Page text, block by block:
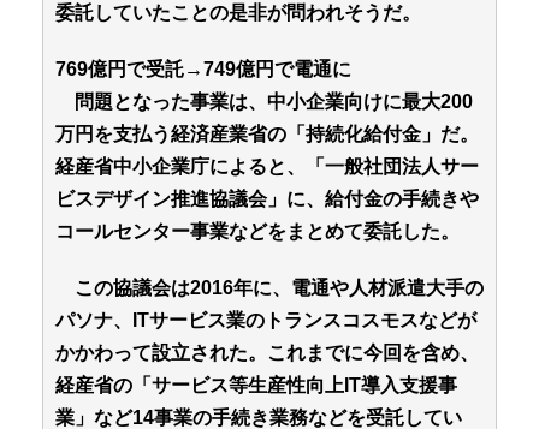
委託していたことの是非が問われそうだ。
769億円で受託→749億円で電通に
問題となった事業は、中小企業向けに最大200
万円を支払う経済産業省の「持続化給付金」だ。
経産省中小企業庁によると、「一般社団法人サー
ビスデザイン推進協議会」に、給付金の手続きや
コールセンター事業などをまとめて委託した。
この協議会は2016年に、電通や人材派遣大手の
パソナ、ITサービス業のトランスコスモスなどが
かかわって設立された。これまでに今回を含め、
経産省の「サービス等生産性向上IT導入支援事
業」など14事業の手続き業務などを受託してい